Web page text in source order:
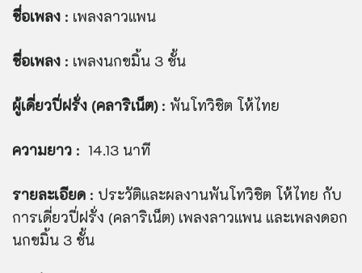
ชื่อเพลง : เพลงลาวแพน
ชื่อเพลง : เพลงนกขมิ้น 3 ชั้น
ผู้เดี่ยวปี่ฝรั่ง (คลาริเน็ต) : พันโทวิชิต โห้ไทย
ความยาว : 14.13 นาที
รายละเอียด : ประวัติและผลงานพันโทวิชิต โห้ไทย กับ
การเดี่ยวปี่ฝรั่ง (คลาริเน็ต) เพลงลาวแพน และเพลงดอก
นกขมิ้น 3 ชั้น